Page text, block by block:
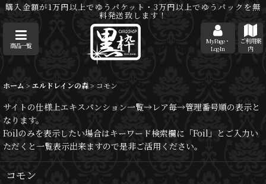
購入金額が1万円以上でゆうパケット・3万円以上でゆうパックを無
料発送致します！
商品一覧
MyPage・
Log-In
ご利用案
内
ホーム > エルドレインの森> コモン
サイトの仕様上エキスパンション一覧→レア毎→管理番号順の表示と
なります。
Foilのみを表示したい場合はキーワード検索欄に「Foil」とご入力い
ただくと一覧表示出来ますので是非ご活用ください。
コモン